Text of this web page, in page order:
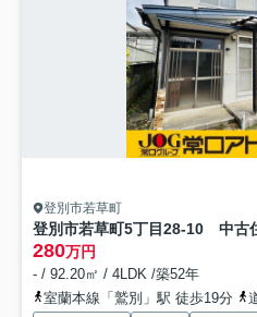
登別市若草町
登別市若草町5丁目28-10 中古
280万円
- / 92.20㎡ / 4LDK /築52年
室蘭本線「鷲別」駅 徒歩19分